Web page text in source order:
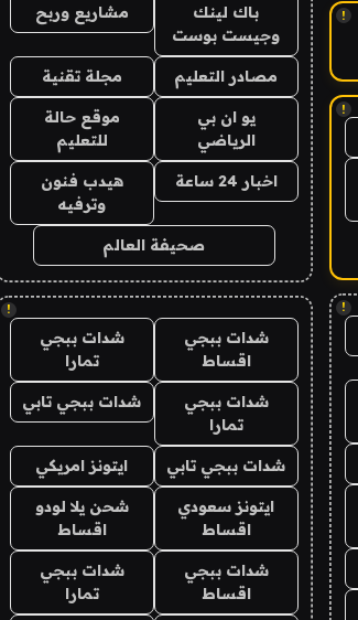
!
!
!
باك لينك
وجيست بوست
مشاريع وربح
مصادر التعليم مجلة تقنية
يو ان بي
الرياضي
موقع حالة
للتعليم
اخبار 24 ساعة
هيدب فنون
وترفيه
صحيفة العالم
!
شدات ببجي
اقساط
شدات ببجي
تمارا
شدات ببجي
تمارا
شدات ببجي تابي
شدات ببجي تابي ايتونز امريكي
ايتونز سعودي
اقساط
شحن يلا لودو
اقساط
شدات ببجي
اقساط
شدات ببجي
تمارا